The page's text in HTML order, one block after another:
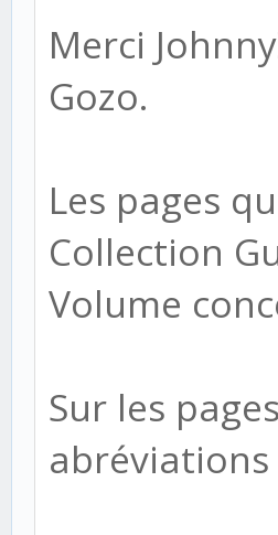
Merci
Gozo.
Les pages
Collection
Volume
Sur les
abréviations